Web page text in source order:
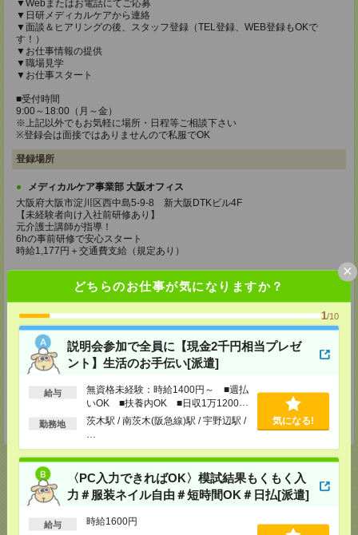
どちらのお仕事が気になりますか？
1/10
説明会参加で全員に【現金2千円相当プレゼ
ント】生活のお手伝い[派遣]
給与
無資格未経験：時給1400円～ ■週払
いOK ■扶養内OK ■日収1万1200円
以上
勤務地
茨木駅 / 南茨木(阪急線)駅 / 宇野辺駅 /
気になる!
〈PC入力できればOK〉模試結果もくもく入
力＃服装ネイル自由＃短時間OK＃日払[派遣]
給与 時給1600円
×
▼Webまたはお電話にてご応募
▼日研メディカルケアから連絡
▼面談＆ヒアリングの後、スタッフ登録（TEL登録、WEB登録もOKで
す！）
▼お仕事情報の提供
▼職場見学
▼お仕事スタート
■受付時間
9:00～18:00（月～金）
※上記以外でもお気軽に場所・日程等ご相談下さい
※登録会は面接ではありませんので私服でOK
登録場所
メディカルケア事業部 大阪オフィス
大阪府大阪市淀川区西中島5-9-8 新大阪DTKビル4F
【未経験者向け入社前研修あり】
元介護士講師が指導！
6hの事前研修で安心スタート
時給1,177円＋交通費支給（規定あり）
tenshoku@nikken-ts.jp
メディカルケア事業部 京都オフィス
京都府京都市下京区東塩小路町843番地2 日本生命京都ヤサカビル5F
TEL：0120-975-927
MAIL：tenshoku@nikken-ts.jp
担当：採用担当
登録交通費
★今ならご来社登録でQUOカード2000円分をプレゼント中★